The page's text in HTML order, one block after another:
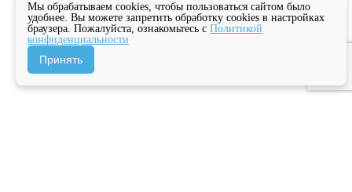
Мы обрабатываем cookies, чтобы пользоваться сайтом было
удобнее. Вы можете запретить обработку cookies в настройках
браузера. Пожалуйста, ознакомьтесь с Политикой
конфиденциальности
Принять